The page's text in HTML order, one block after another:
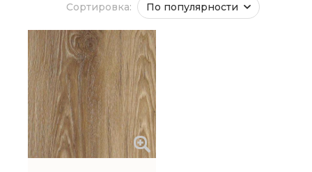
Сортировка:
По популярности